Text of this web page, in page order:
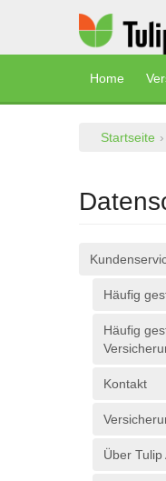
Home
Startseite
Häufig
Häufig
Kontakt
Über Tulip